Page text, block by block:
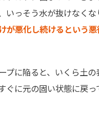
いっそう水が抜けなく
が悪化し続けるという
プに陥ると、いくら土
ぐに元の固い状態に戻